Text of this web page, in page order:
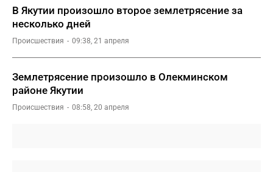
В Якутии произошло второе землетрясение за
несколько дней
Происшествия 09:38, 21 апреля
Землетрясение произошло в Олекминском
районе Якутии
Происшествия 08:58, 20 апреля